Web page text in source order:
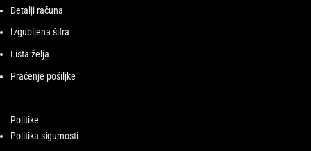
Detalji računa
Izgubljena šifra
Lista želja
Praćenje pošiljke
Politike
Politika sigurnosti